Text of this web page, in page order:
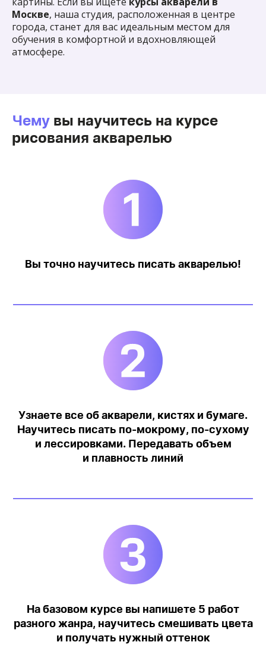
Москве, наша студия, расположенная в центре
города, станет для вас идеальным местом для
обучения в комфортной и вдохновляющей
атмосфере.
Чему вы научитесь на курсе
рисования акварелью
Вы точно научитесь писать акварелью!
Узнаете все об акварели, кистях и бумаге.
Научитесь писать по-мокрому, по-сухому
и лессировками. Передавать объем
и плавность линий
На базовом курсе вы напишете 5 работ
разного жанра, научитесь смешивать цвета
и получать нужный оттенок
Оставь заявку
на обучение
рисовать уже
Оставить заявку
Участвуйв наших
скидкупо 500 руб на курсдля каждого!